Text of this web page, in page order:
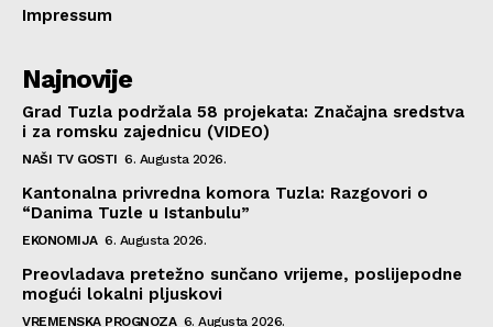
Impressum
Najnovije
Grad Tuzla podržala 58 projekata: Značajna sredstva
i za romsku zajednicu (VIDEO)
NAŠI TV GOSTI 6. Augusta 2026.
Kantonalna privredna komora Tuzla: Razgovori o
“Danima Tuzle u Istanbulu”
EKONOMIJA 6. Augusta 2026.
Preovladava pretežno sunčano vrijeme, poslijepodne
mogući lokalni pljuskovi
VREMENSKA PROGNOZA 6. Augusta 2026.